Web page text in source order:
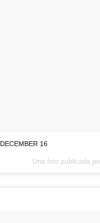
DECEMBER 16
Una foto publicada